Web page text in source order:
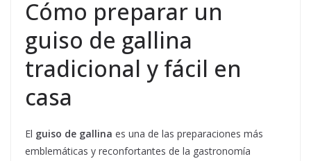
Cómo preparar un
guiso de gallina
tradicional y fácil en
casa
El guiso de gallina es una de las preparaciones más
emblemáticas y reconfortantes de la gastronomía